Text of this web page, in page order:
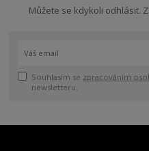
Můžete se kdykoli odhlásit.
Souhlasím se zpracováním
newsletteru.